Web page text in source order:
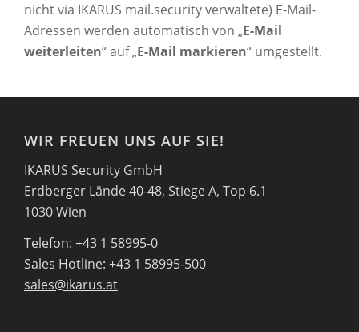
nicht via IKARUS mail.security verwaltete) E-Mail-
Adressen werden automatisch von „E-Mail
weiterleiten“ auf „E-Mail markieren“ umgestellt.
WIR FREUEN UNS AUF SIE!
IKARUS Security GmbH
Erdberger Lände 40-48, Stiege A, Top 6.1
1030 Wien
Telefon: +43 1 58995-0
Sales Hotline: +43 1 58995-500
sales@ikarus.at